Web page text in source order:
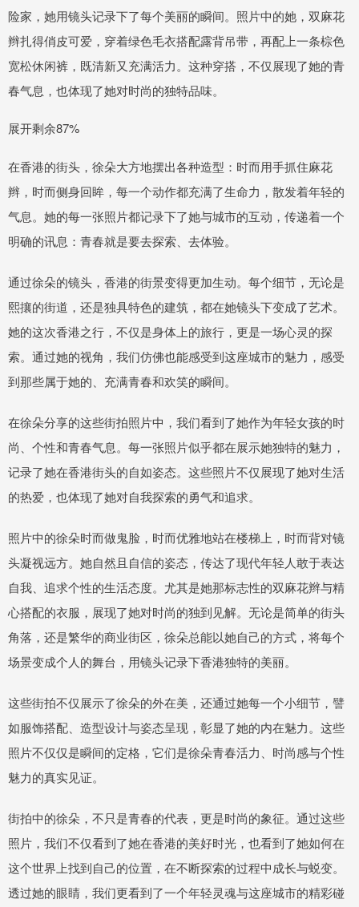
险家，她用镜头记录下了每个美丽的瞬间。照片中的她，双麻花
辫扎得俏皮可爱，穿着绿色毛衣搭配露背吊带，再配上一条棕色
宽松休闲裤，既清新又充满活力。这种穿搭，不仅展现了她的青
春气息，也体现了她对时尚的独特品味。
展开剩余87%
在香港的街头，徐朵大方地摆出各种造型：时而用手抓住麻花
辫，时而侧身回眸，每一个动作都充满了生命力，散发着年轻的
气息。她的每一张照片都记录下了她与城市的互动，传递着一个
明确的讯息：青春就是要去探索、去体验。
通过徐朵的镜头，香港的街景变得更加生动。每个细节，无论是
熙攘的街道，还是独具特色的建筑，都在她镜头下变成了艺术。
她的这次香港之行，不仅是身体上的旅行，更是一场心灵的探
索。通过她的视角，我们仿佛也能感受到这座城市的魅力，感受
到那些属于她的、充满青春和欢笑的瞬间。
在徐朵分享的这些街拍照片中，我们看到了她作为年轻女孩的时
尚、个性和青春气息。每一张照片似乎都在展示她独特的魅力，
记录了她在香港街头的自如姿态。这些照片不仅展现了她对生活
的热爱，也体现了她对自我探索的勇气和追求。
照片中的徐朵时而做鬼脸，时而优雅地站在楼梯上，时而背对镜
头凝视远方。她自然且自信的姿态，传达了现代年轻人敢于表达
自我、追求个性的生活态度。尤其是她那标志性的双麻花辫与精
心搭配的衣服，展现了她对时尚的独到见解。无论是简单的街头
角落，还是繁华的商业街区，徐朵总能以她自己的方式，将每个
场景变成个人的舞台，用镜头记录下香港独特的美丽。
这些街拍不仅展示了徐朵的外在美，还通过她每一个小细节，譬
如服饰搭配、造型设计与姿态呈现，彰显了她的内在魅力。这些
照片不仅仅是瞬间的定格，它们是徐朵青春活力、时尚感与个性
魅力的真实见证。
街拍中的徐朵，不只是青春的代表，更是时尚的象征。通过这些
照片，我们不仅看到了她在香港的美好时光，也看到了她如何在
这个世界上找到自己的位置，在不断探索的过程中成长与蜕变。
透过她的眼睛，我们更看到了一个年轻灵魂与这座城市的精彩碰